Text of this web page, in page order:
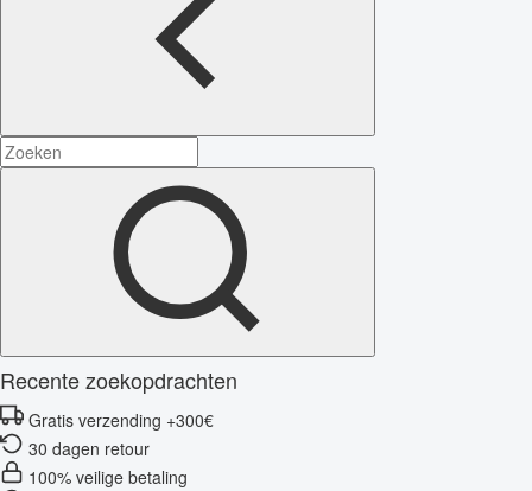
Recente zoekopdrachten
Gratis verzending +300€
30 dagen retour
100% veilige betaling